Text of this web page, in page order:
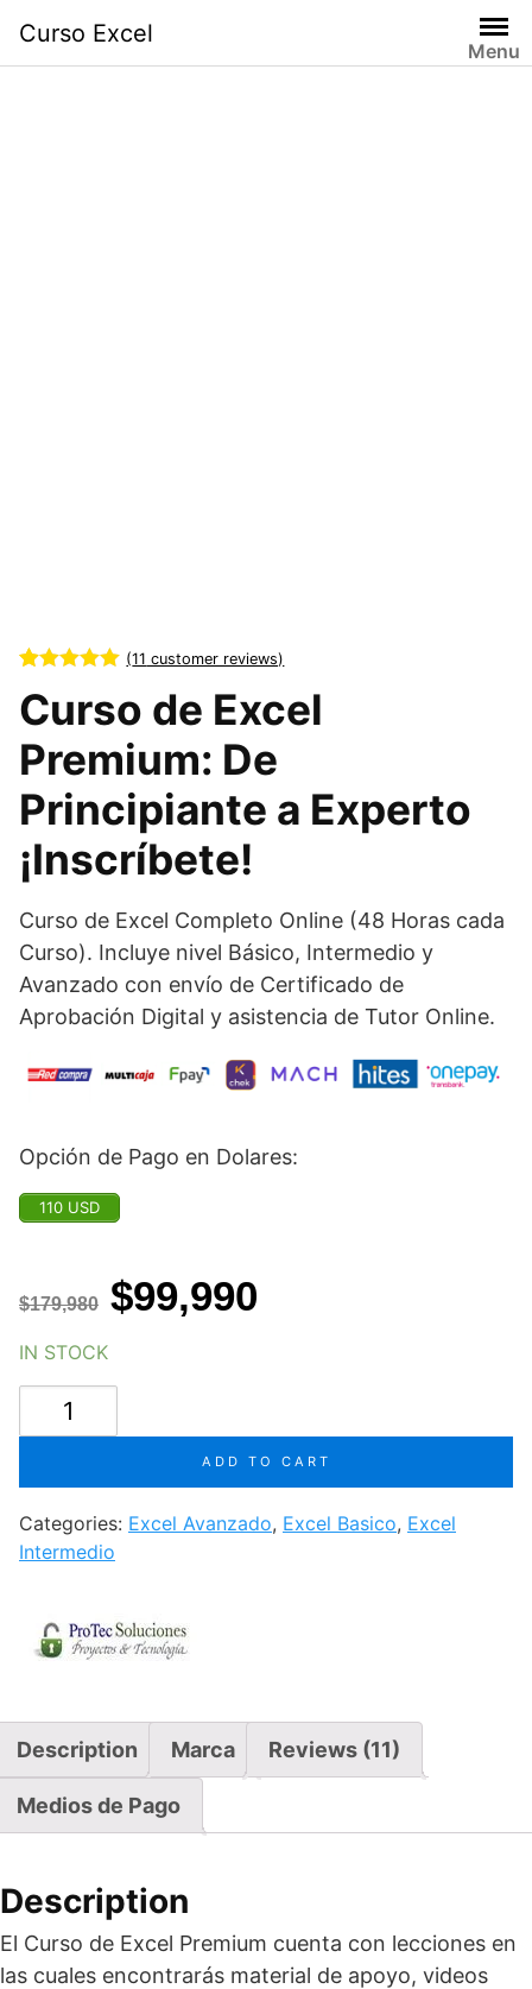
content
Curso Excel
Menu
out of 5
based on
customer
ratings
(11 customer reviews)
Curso de Excel
Premium: De
Principiante a Experto
¡Inscríbete!
Curso de Excel Completo Online (48 Horas cada
Curso). Incluye nivel Básico, Intermedio y
Avanzado con envío de Certificado de
Aprobación Digital y asistencia de Tutor Online.
Opción de Pago en Dolares:
110 USD
$179,980 $99,990
IN STOCK
Curso
Premium:
De
Principiante
¡Inscríbete!
quantity
ADD TO CART
Categories: Excel Avanzado, Excel Basico, Excel
Intermedio
Description Marca Reviews (11)
Medios de Pago
Description
El Curso de Excel Premium cuenta con lecciones en
las cuales encontrarás material de apoyo, videos